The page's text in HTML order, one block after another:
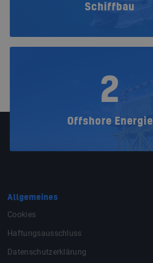
Schiffbau
2
Offshore Energie
Allgemeines
Cookies
Haftungsausschluss
Datenschutzerklärung